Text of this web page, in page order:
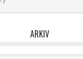
ARKIV